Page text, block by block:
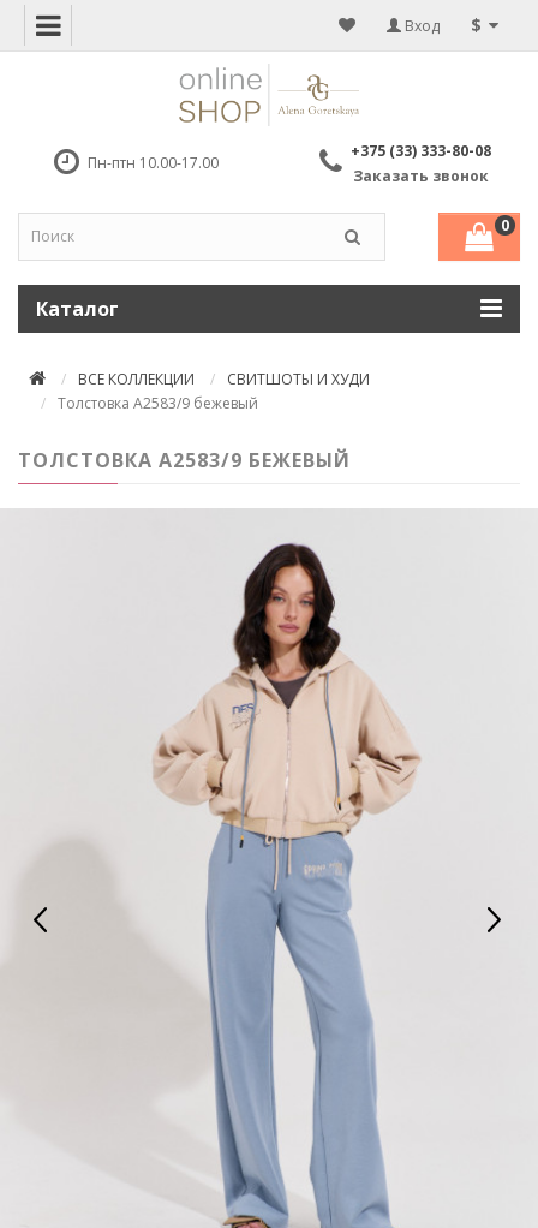
$
Вход
Пн-птн 10.00-17.00
+375 (33) 333-80-08
Заказать звонок
0
Каталог
ВСЕ КОЛЛЕКЦИИ
СВИТШОТЫ И ХУДИ
Толстовка А2583/9 бежевый
ТОЛСТОВКА А2583/9 БЕЖЕВЫЙ